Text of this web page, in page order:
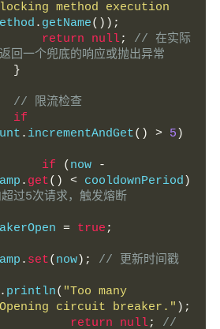
method execution
. getName());
return
null;
// 在实际
回一个兜底的响应或抛出异常
}
// 限流检查
if
. incrementAndGet() > 5 )
if
( now
-
. get() < cooldownPeriod )
过5次请求，触发熔断
= true ;
. set( now); // 更新时间戳
. println( "Too many
circuit breaker." );
return
null;
//